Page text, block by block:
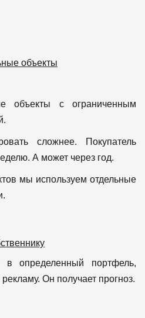
объекты
объекты с ограниченным
сложнее.
Покупатель
А может через год.
мы используем отдельные
в определенный портфель,
Он получает прогноз.